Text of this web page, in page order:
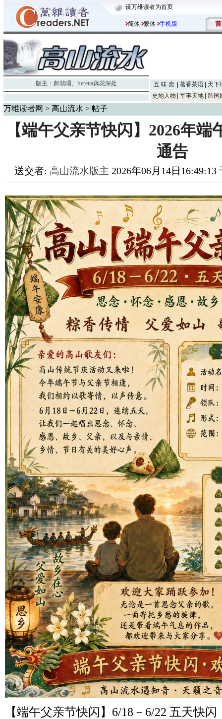
设万维读者为首页
简体 繁体 手机版 首
版主： 郝就唱、 Serena藕花深处 五 味 斋 茗香茶语
天下
史地人物
军事天地 跨国
万维读者网 > 高山流水 > 帖子
【端午父亲节快闪】2026年
通告
送交者: 高山流水版主 2026年06月14日
【端午父亲节快闪】6/18－6/22 五天快